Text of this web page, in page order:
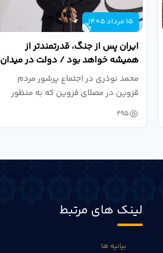
15 مرداد 1405
ایران پس از جنگ، قدرتمندتر از
همیشه خواهد بود / دولت در میدان
نبرد اقتصادی،...
محمد نوذری در اجتماع پرشور مردم
قزوین در مصلای قزوین که به منظور
خون‌خواهی...
295
لینک های مرتبط
بیانیه ها